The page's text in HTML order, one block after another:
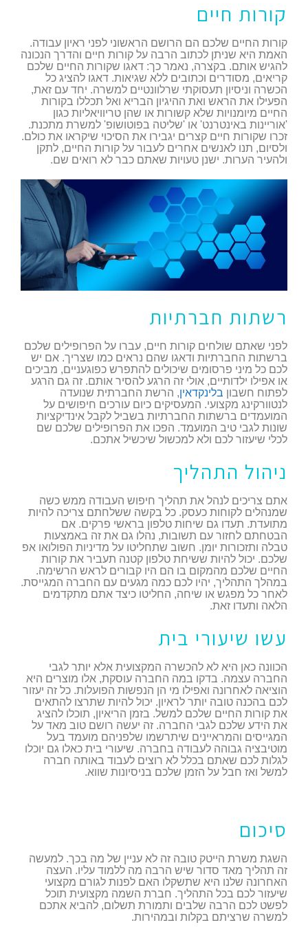
קורות חיים
קורות החיים שלכם הם הרושם הראשוני לפני ראיון עבודה.
האמת היא שניתן לכתוב הרבה על קורות חיים והדרך הנכונה
להגיש אותם. בקצרה, נאמר כך: דאגו שקורות החיים שלכם
קריאים, מסודרים וכתובים ללא שגיאות. דאגו להציג כל
הכשרה וניסיון תעסוקתי שרלוונטיים למשרה. יחד עם זאת,
הפעילו את הראש ואת ההיגיון הבריא ואל תכללו בקורות
החיים מיומנויות שלא קשורות או שהן טריוויאליות כגון
'אוריינות באינטרנט' או 'שליטה בפוטושופ' למשרת מתכנת.
זכרו שקורות חיים קצרים יגבירו את הסיכוי שיקראו את כולם.
ולסיום, תנו לאנשים אחרים לעבור על קורות החיים, לתקן
ולהעיר הערות. ישנן טעויות שאתם כבר לא רואים שם.
רשתות חברתיות
לפני שאתם שולחים קורות חיים, עברו על הפרופילים שלכם
ברשתות החברתיות ודאגו שהם נראים כמו שצריך. אם יש
לכם כל מיני פרסומים שיכולים להתפרש כפוגעניים, מביכים
או אפילו ילדותיים, אולי זה הרגע להסיר אותם. זה גם הרגע
לפתוח חשבון בלינקדאין, הרשת החברתית שנועדה
לנטוורקינג מקצועי. המעסיקים כיום עורכים חיפושים על
המועמדים ברשתות החברתיות בשביל לקבל אינדיקציות
שונות לגבי טיב המועמד. הפכו את הפרופילים שלכם שם
לכלי שיעזור לכם ולא למכשול שיכשיל אתכם.
ניהול התהליך
אתם צריכים לנהל את תהליך חיפוש העבודה ממש כשה
שמנהלים לקוחות כעסק. כל בקשה ששלחתם צריכה להיות
מתועדת. תעדו גם שיחות טלפון בראשי פרקים. אם
הבטחתם לחזור עם תשובות, נהלו גם את זה באמצעות
טבלה ותזכורות יומן. חשוב שתחליטו על מדיניות הפולואו אפ
שלכם. יכול להיות ששיחת טלפון קטנה תעביר את קורות
החיים שלכם מהמקום בו הם היו קבורים לראש הרשימה.
במהלך התהליך, יהיו לכם כמה מגעים עם החברה המגייסת.
לאחר כל מפגש או שיחה, החליטו כיצד אתם מתקדמים
הלאה ותעדו זאת.
עשו שיעורי בית
הכוונה כאן היא לא להכשרה המקצועית אלא יותר לגבי
החברה עצמה. בדקו במה החברה עוסקת, אלו מוצרים היא
הוציאה לאחרונה ואפילו מי הן הנפשות הפועלות. כל זה יעזור
לכם בהכנה טובה יותר לראיון. יכול להיות שתרצו להתאים
את קורות החיים שלכם למשל. בזמן הריאיון, תוכלו להציג
את הידע שלכם לגבי החברה. זה יעשה רושם טוב מאד על
המגייסים והמראיינים שיתרשמו שלפניהם מועמד בעל
מוטיבציה גבוהה לעבודה בחברה. שיעורי בית כאלו גם יוכלו
לגלות לכם שאתם בכלל לא רוצים לעבוד באותה חברה
למשל ואז חבל על הזמן שלכם בניסיונות שווא.
סיכום
השגת משרת הייטק טובה זה לא עניין של מה בכך. למעשה
זה תהליך מאד סדור שיש הרבה מה ללמוד עליו. העצה
האחרונה שלנו היא שתשקלו האם לפנות לגורם מקצועי
שיעזור לכם בכל התהליך. חברת השמה מקצועית תוכל
לפשט לכם הרבה שלבים ותמורת תשלום, להביא אתכם
למשרה שרציתם בקלות ובמהירות.